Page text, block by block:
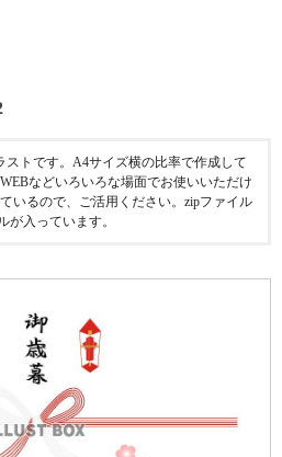
トです。A4サイズ横の比率で作成して
などいろいろな場面でお使いいただけ
いるので、ご活用ください。zipファイル
が入っています。